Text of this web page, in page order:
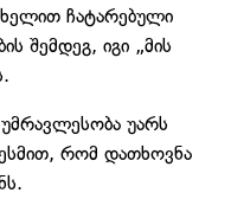
ჩატარებული
შემდეგ, იგი „მის
უარს
რომ დათხოვნა